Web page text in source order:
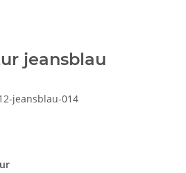
jeansblau
jeansblau-014